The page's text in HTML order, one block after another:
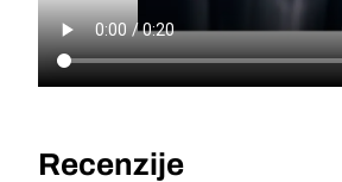
Recenzije